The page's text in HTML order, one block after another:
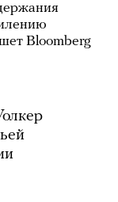
Bloomberg